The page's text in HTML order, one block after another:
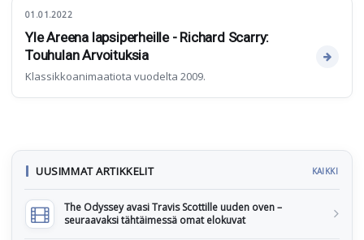
01.01.2022
Yle Areena lapsiperheille - Richard Scarry:
Touhulan Arvoituksia
Klassikkoanimaatiota vuodelta 2009.
UUSIMMAT ARTIKKELIT KAIKKI
The Odyssey avasi Travis Scottille uuden oven –
seuraavaksi tähtäimessä omat elokuvat